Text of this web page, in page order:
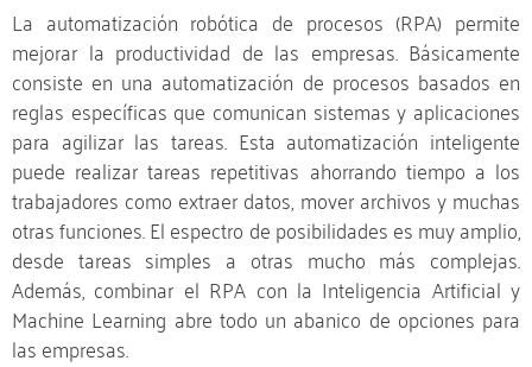
La automatización robótica de procesos (RPA) permite
mejorar la productividad de las empresas. Básicamente
consiste en una automatización de procesos basados en
reglas específicas que comunican sistemas y aplicaciones
para agilizar las tareas. Esta automatización inteligente
puede realizar tareas repetitivas ahorrando tiempo a los
trabajadores como extraer datos, mover archivos y muchas
otras funciones. El espectro de posibilidades es muy amplio,
desde tareas simples a otras mucho más complejas.
Además, combinar el RPA con la Inteligencia Artificial y
Machine Learning abre todo un abanico de opciones para
las empresas.